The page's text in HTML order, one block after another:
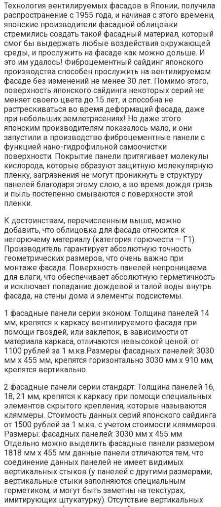
Технология вентилируемых фасадов в Японии, получила
распространение с 1955 года, и начиная с этого времени,
японские производители фасадной облицовки
стремились создать такой фасадный материал, который
смог бы выдержать любые воздействия окружающей
среды, и прослужить на фасаде как можно дольше. И
это им удалось! Фиброцементный сайдинг японского
производства способен прослужить на вентилируемом
фасаде без изменений не менее 30 лет. Помимо этого,
поверхность японского сайдинга некоторых серий не
меняет своего цвета до 15 лет, и способна не
растрескиваться во время деформаций фасада, даже
при небольших землетрясениях! Но даже этого
японским производителям показалось мало, и они
запустили в производство фиброцементные панели с
функцией нано-гидрофильной самоочистки
поверхности. Покрытие панели притягивает молекулы
кислорода, которые образуют защитную молекулярную
пленку, загрязнения не могут проникнуть в структуру
панелей благодаря этому слою, а во время дождя грязь
и пыль постепенно смываются с поверхности этой
пленки.
К достоинствам, перечисленным выше, можно
добавить, что облицовка для фасада относится к
негорючему материалу (категория горючести — Г1).
Производитель гарантирует абсолютную точность
геометрических размеров, что очень важно при
монтаже фасада. Поверхность панелей непроницаема
для влаги, что обеспечивает абсолютную герметичность
и исключает попадание дождевой и талой воды внутрь
фасада, на стены дома и элементы подсистемы.
1 фасадные панели серии эконом: Толщина панелей 14
мм, крепятся к каркасу вентилируемого фасада при
помощи гвоздей, или заклепок, в зависимости от
материала каркаса, отличаются невысокой ценой: от
1100 рублей за 1 м.кв.Размеры фасадных панелей: 3030
мм х 455 мм, крепятся горизонтально 3030 мм х 910 мм,
крепятся вертикально.
2 фасадные панели серии стандарт: Толщина панелей 16,
18, 21 мм, крепятся к каркасу при помощи специальных
элементов скрытого крепления, которые называются
кляммеры. Стоимость данных серий японского сайдинга
от 1500 рублей за 1 м.кв. с учетом стоимости кляммеров.
Размеры: фасадных панелей: 3030 мм х 455 мм
Отдельно можно выделить фасадные панели размером
1818 мм х 455 мм данные панели отличаются тем, что
соединение данных панелей не имеет видимых
вертикальных стыков (у панелей с другими размерами,
вертикальные стыки заполняются специальным
герметиком, и могут быть заметны на текстурах,
имитирующих штукатурку). Отсутствие вертикальных